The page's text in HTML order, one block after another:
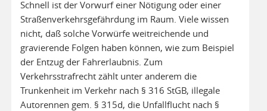
Schnell ist der Vorwurf einer Nötigung oder einer
Straßenverkehrsgefährdung im Raum. Viele wissen
nicht, daß solche Vorwürfe weitreichende und
gravierende Folgen haben können, wie zum Beispiel
der Entzug der Fahrerlaubnis. Zum
Verkehrsstrafrecht zählt unter anderem die
Trunkenheit im Verkehr nach § 316 StGB, illegale
Autorennen gem. § 315d, die Unfallflucht nach §